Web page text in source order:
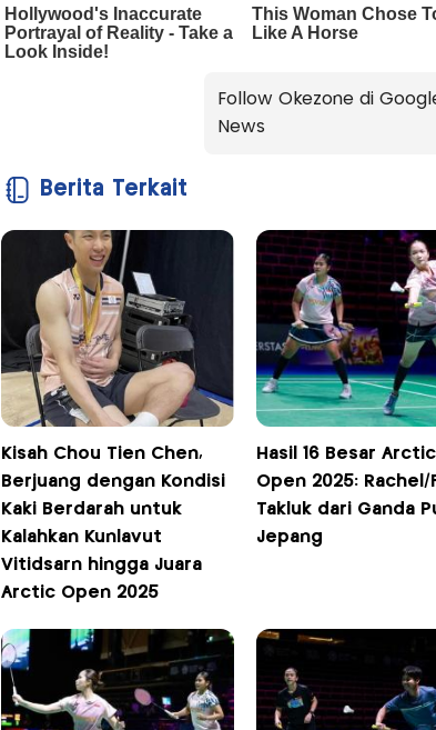
Follow Okezone di
News
Berita Terkait
Kisah Chou Tien Chen,
Berjuang dengan Kondisi
Kaki Berdarah untuk
Kalahkan Kunlavut
Vitidsarn hingga Juara
Arctic Open 2025
Hasil 16 Besar Arctic
Open 2025: Rachel/
Takluk dari Ganda
Jepang